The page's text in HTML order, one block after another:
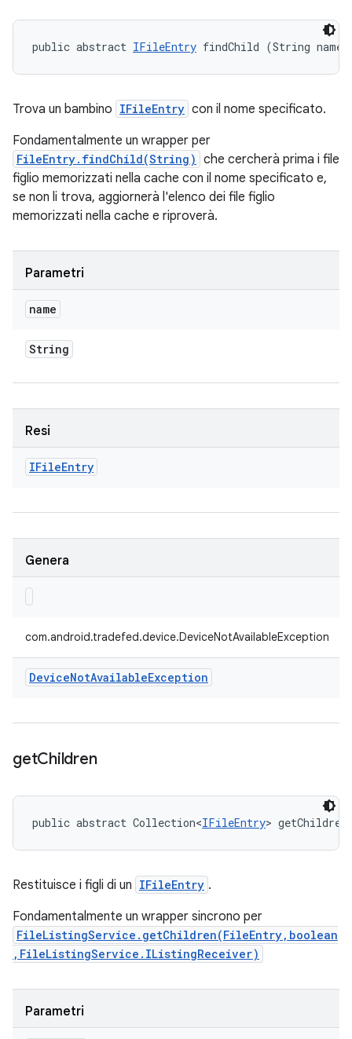
public abstract IFileEntry findChild (String name)
Trova un bambino IFileEntry con il nome specificato.
Fondamentalmente un wrapper per
FileEntry.findChild(String) che cercherà prima i file
figlio memorizzati nella cache con il nome specificato e,
se non li trova, aggiornerà l'elenco dei file figlio
memorizzati nella cache e riproverà.
Parametri
name
String
Resi
IFileEntry
Genera
com.android.tradefed.device.DeviceNotAvailableException
DeviceNotAvailableException
getChildren
public abstract Collection<IFileEntry> getChildren
Restituisce i figli di un IFileEntry .
Fondamentalmente un wrapper sincrono per
FileListingService.getChildren(FileEntry,boolean
,FileListingService.IListingReceiver)
Parametri